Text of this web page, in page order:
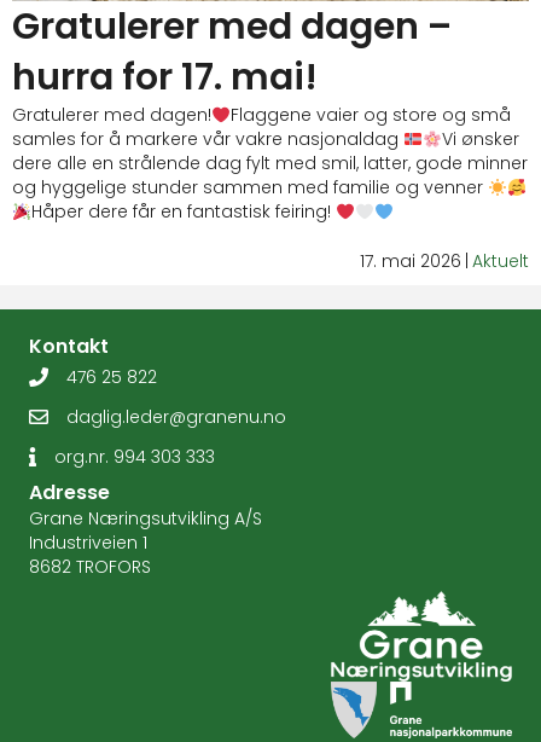
Gratulerer med dagen –
hurra for 17. mai!
Gratulerer med dagen!
Flaggene vaier og store og små
samles for å markere vår vakre nasjonaldag
Vi ønsker
dere alle en strålende dag fylt med smil, latter, gode minner
og hyggelige stunder sammen med familie og venner
Håper dere får en fantastisk feiring!
17. mai 2026 Aktuelt
Kontakt
476 25 822
daglig.leder@granenu.no
org.nr. 994 303 333
Adresse
Grane Næringsutvikling A/S
Industriveien 1
8682 TROFORS